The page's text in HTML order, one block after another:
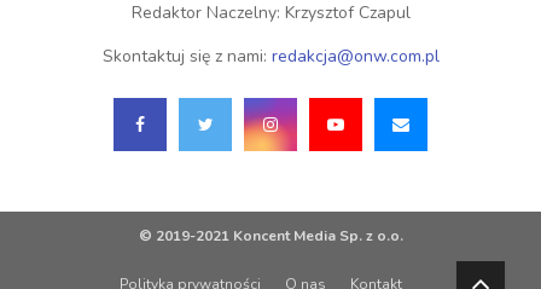
Redaktor Naczelny: Krzysztof Czapul
Skontaktuj się z nami: redakcja@onw.com.pl
© 2019-2021 Koncent Media Sp. z o.o.
Polityka prywatności O nas Kontakt